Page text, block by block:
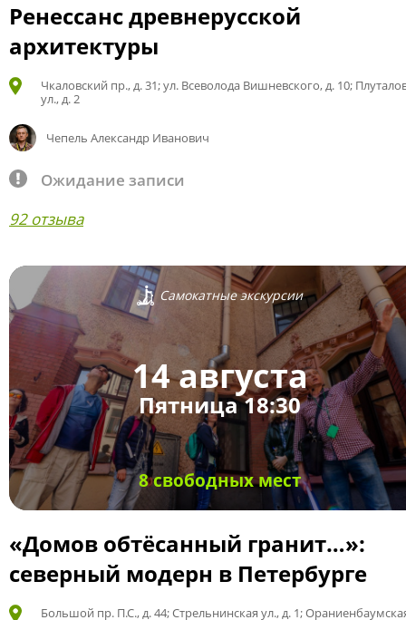
Ренессанс древнерусской
архитектуры
Чкаловский пр., д. 31; ул. Всеволода Вишневского, д. 10;
ул., д. 2
Чепель Александр Иванович
Ожидание записи
92 отзыва
Самокатные экскурсии
14 августа
Пятница 18:30
8 свободных мест
«Домов обтёсанный гранит…»:
северный модерн в Петербурге
Большой пр. П.С., д. 44; Стрельнинская ул., д. 1;